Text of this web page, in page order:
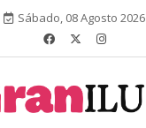
Sábado, 08 Agosto 2026